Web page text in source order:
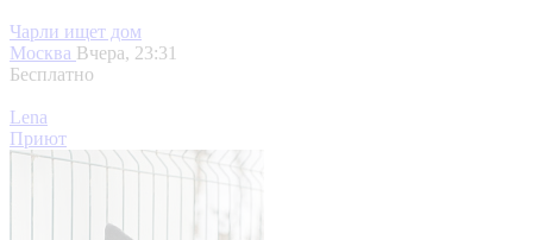
Чарли ищет дом
Москва Вчера, 23:31
Бесплатно
Lena
Приют